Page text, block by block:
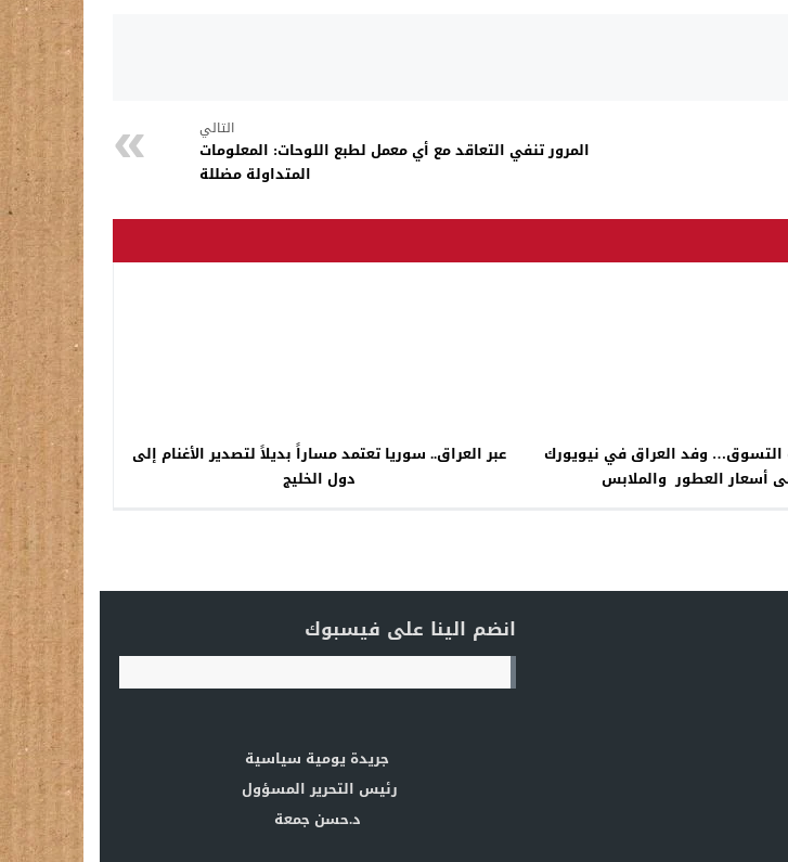
التالي
المرور تنفي التعاقد مع أي معمل لطبع اللوحات: المعلومات
المتداولة مضللة
التسوق… وفد العراق في نيويورك
أسعار العطور والملابس
عبر العراق.. سوريا تعتمد مساراً بديلاً لتصدير الأغنام إلى
دول الخليج
انضم الينا على فيسبوك
جريدة يومية سياسية
رئيس التحرير المسؤول
د.حسن جمعة